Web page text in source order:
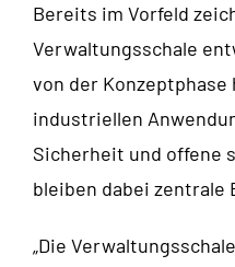
Bereits im Vorfeld
Verwaltungsschale
von der
industriellen
Sicherheit und offene
bleiben dabei zentrale
„Die